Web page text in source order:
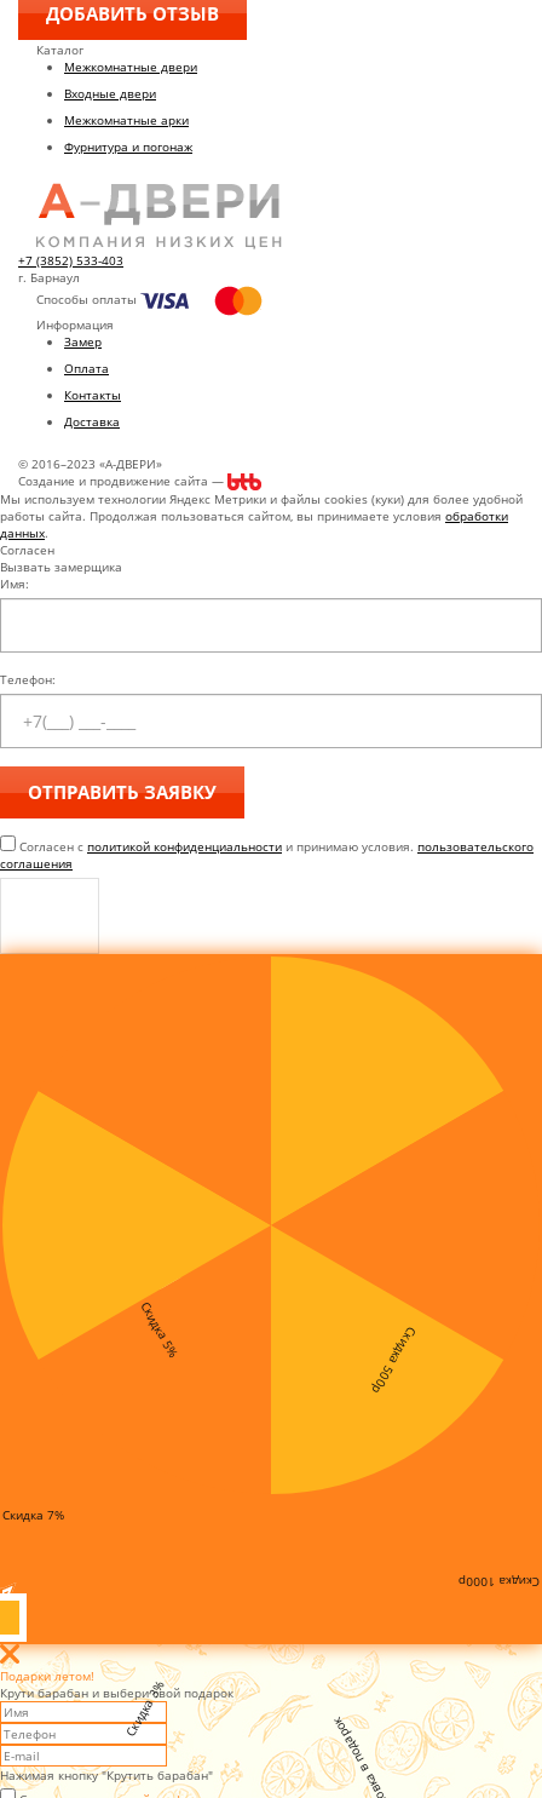
Каталог
Межкомнатные двери
Входные двери
Межкомнатные арки
Фурнитура и погонаж
+7 (3852) 533-403
г. Барнаул
Способы оплаты
Информация
Замер
Оплата
Контакты
Доставка
© 2016–2023 «А-ДВЕРИ»
Создание и продвижение сайта —
Мы используем технологии Яндекс Метрики и файлы cookies (куки) для более удобной
работы сайта. Продолжая пользоваться сайтом, вы принимаете условия обработки
данных.
Согласен
Вызвать замерщика
Имя:
Телефон:
Согласен с политикой конфиденциальности и принимаю условия. пользовательского
соглашения
Скидка 3%
Скидка 7%
Скидка 5% Скидка 500р
Скидка 1000р
Установка в подарок
Подарки летом!
Крути барабан и выбери свой подарок
Нажимая кнопку "Крутить барабан"